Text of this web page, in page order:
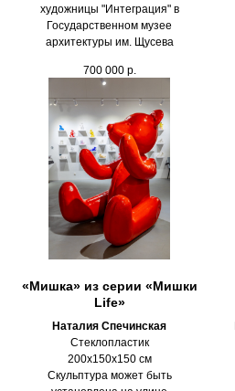
художницы "Интеграция" в
Государственном музее
архитектуры им. Щусева
700 000 р.
«Мишка» из серии «Мишки
Life»
Наталия Спечинская
Стеклопластик
200х150х150 см
Скульптура может быть